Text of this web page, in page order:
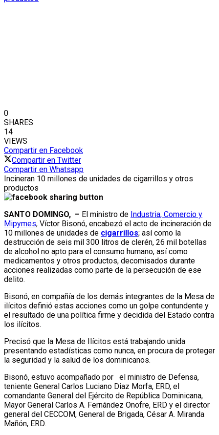
0
SHARES
14
VIEWS
Compartir en Facebook
Compartir en Twitter
Compartir en Whatsapp
Incineran 10 millones de unidades de cigarrillos y otros
productos
SANTO DOMINGO, – El ministro de Industria, Comercio y
Mipymes, Víctor Bisonó, encabezó el acto de incineración de
10 millones de unidades de cigarrillos; así como la
destrucción de seis mil 300 litros de clerén, 26 mil botellas
de alcohol no apto para el consumo humano, así como
medicamentos y otros productos, decomisados durante
acciones realizadas como parte de la persecución de ese
delito.
Bisonó, en compañía de los demás integrantes de la Mesa de
ilícitos definió estas acciones como un golpe contundente y
el resultado de una política firme y decidida del Estado contra
los ilícitos.
Precisó que la Mesa de Ilícitos está trabajando unida
presentando estadísticas como nunca, en procura de proteger
la seguridad y la salud de los dominicanos.
Bisonó, estuvo acompañado por el ministro de Defensa,
teniente General Carlos Luciano Diaz Morfa, ERD, el
comandante General del Ejército de República Dominicana,
Mayor General Carlos A. Fernández Onofre, ERD y el director
general del CECCOM, General de Brigada, César A. Miranda
Mañón, ERD.